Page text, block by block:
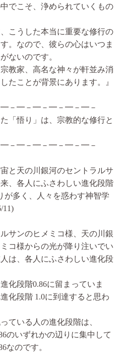
でこそ、浄められていくもの
こうした本当に重要な修行の
。なので、彼らの心はいつま
ないのです。
教家、高名な神々が軒並み消
たことが背景にあります。』
－━－━－━－━－━－
「悟り」は、宗教的な修行と
－━－━－━－━－━－
と天の川銀河のセントラルサ
、各人にふさわしい進化段階
が多く、人々を惑わす神智学
11)
サンのヒメミコ様、天の川銀
コ様からの光が降り注いでい
は、各人にふさわしい進化段
段階0.86に留まっていま
化段階 1.0に到達すると思わ
ている人の進化段階は、
のいずれかの辺りに集中して
なのです。